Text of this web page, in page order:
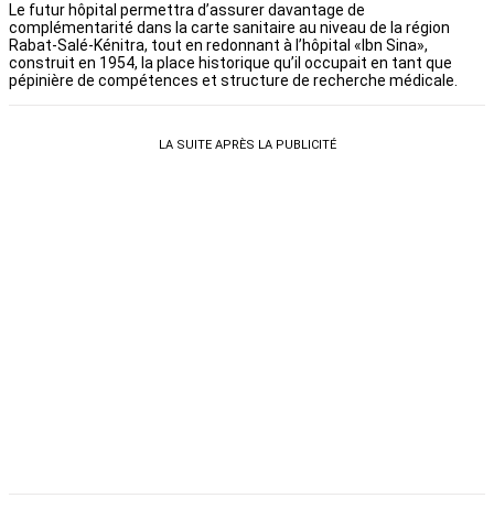
Le futur hôpital permettra d’assurer davantage de
complémentarité dans la carte sanitaire au niveau de la région
Rabat-Salé-Kénitra, tout en redonnant à l’hôpital «Ibn Sina»,
construit en 1954, la place historique qu’il occupait en tant que
pépinière de compétences et structure de recherche médicale.
LA SUITE APRÈS LA PUBLICITÉ